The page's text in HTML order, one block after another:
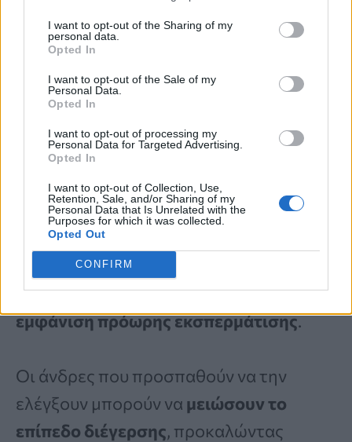
I want to opt-out of the Sharing of my
personal data.
Opted In
I want to opt-out of the Sale of my
Personal Data.
Opted In
I want to opt-out of processing my
Personal Data for Targeted Advertising.
Opted In
I want to opt-out of Collection, Use,
Retention, Sale, and/or Sharing of my
Personal Data that Is Unrelated with the
Purposes for which it was collected.
Opted Out
CONFIRM
επηρεάζουν τόσο τη στυτική
δυσλειτουργία όσο και την πρόωρη
εκσπερμάτιση. Η τελευταία μπορεί να
οδηγήσει σεμη ικανοποιητικές
σεξουαλικές σχέσεις, να αυξήσει το
σεξουαλικό στρεςκαι τοάγχος
επηρεάσει τη στυτική λειτουργία. Η
στυτική δυσλειτουργία από την άλλη
προκαλείσεξουαλικό άγχος
που με τη σειρά του επηρεάζει τον
έλεγχο της εκσπερμάτισηςκαι την
εμφάνιση πρόωρης εκσπερμάτισης.
Οι άνδρες που προσπαθούν να την
ελέγξουν μπορούν να μειώσουν το
επίπεδο διέγερσης, προκαλώντας